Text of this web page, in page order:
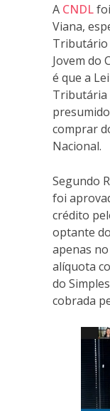
A CNDL
Viana,
Tributário
Jovem do
é que a
Tributária
comprar
Nacional.
Segundo
foi
crédito
optante
apenas
alíquota
do
cobrada